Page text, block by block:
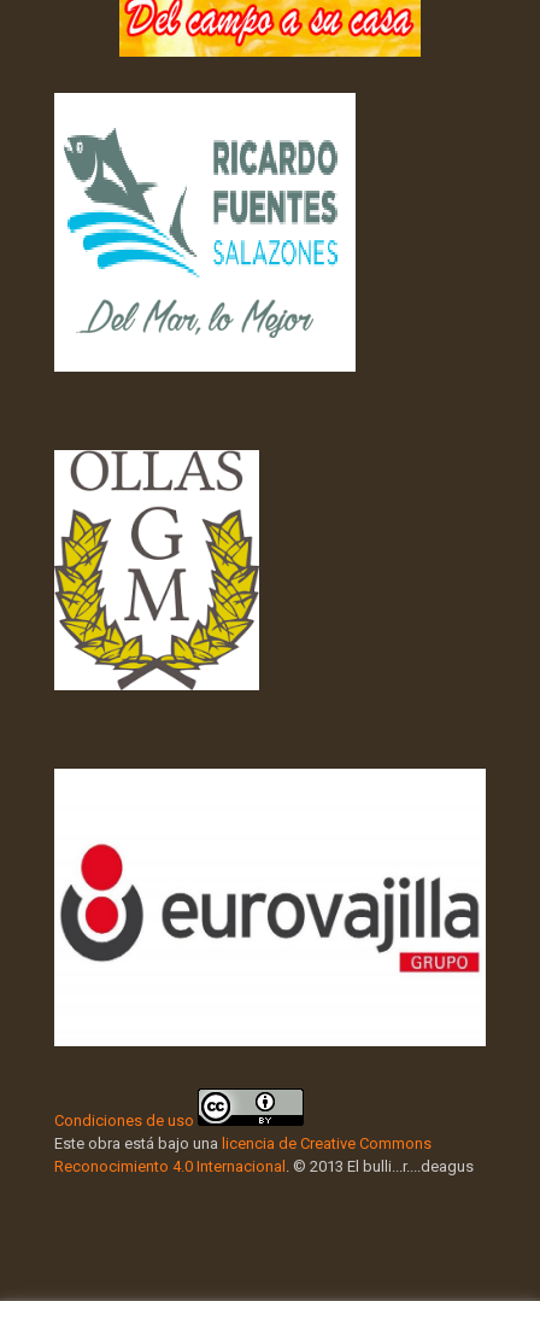
Condiciones de uso
Este obra está bajo una licencia de Creative Commons
Reconocimiento 4.0 Internacional
. © 2013 El bulli...r....deagus